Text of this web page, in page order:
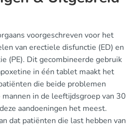
voorgeschreven voor het
van erectiele disfunctie (ED) en
(PE). Dit gecombineerde gebruik
in één tablet maakt het
die beide problemen
in de leeftijdsgroep van 30
aandoeningen het meest.
dat patiënten die last hebben van